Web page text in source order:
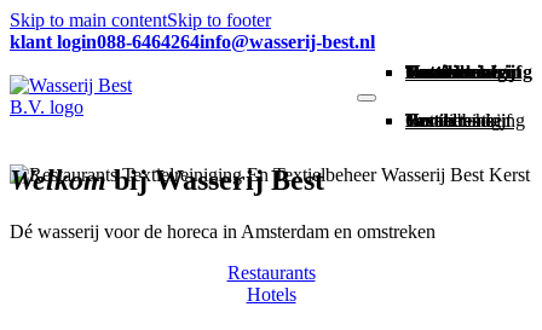
Skip to main contentSkip to footer
klant login088-6464264info@wasserij-best.nl
Home
Restaurants
Hotels
Textielreiniging
Textielbeheer
Familiebedrijf
Contact
Vacatures
Home
Restaurants
Hotels
Textielreiniging
Textielbeheer
Familiebedrijf
Contact
Vacatures
Welkombij Wasserij Best
Dé wasserij voor de horeca in Amsterdam en omstreken
Restaurants
Hotels